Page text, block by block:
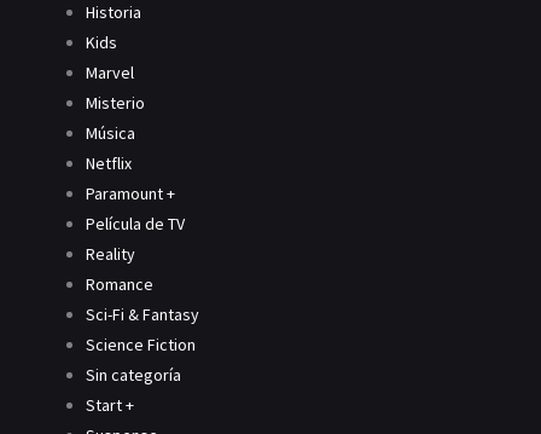
Historia
Kids
Marvel
Misterio
Música
Netflix
Paramount +
Película de TV
Reality
Romance
Sci-Fi & Fantasy
Science Fiction
Sin categoría
Start +